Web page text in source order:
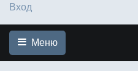
Вход
Меню